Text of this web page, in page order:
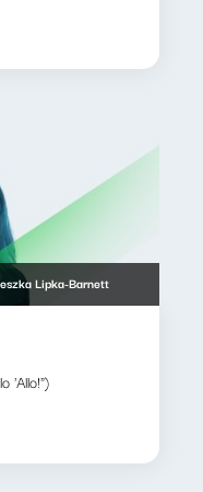
Lipka-Barnett
'Allo!")